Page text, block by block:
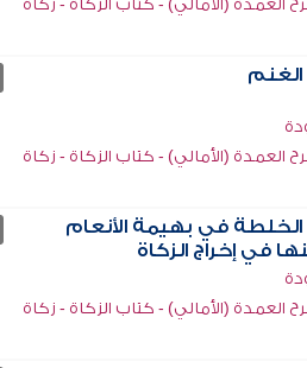
(الأمالي) - كتاب الزكاة - زكاة
الغنم
(الأمالي) - كتاب الزكاة - زكاة
الخلطة في بهيمة الأنعام
في إخراج الزكاة
(الأمالي) - كتاب الزكاة - زكاة